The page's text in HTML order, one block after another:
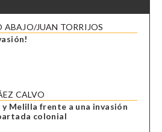
ABAJO/JUAN TORRIJOS
CALVO
y Melilla frente a una invasión
colonial